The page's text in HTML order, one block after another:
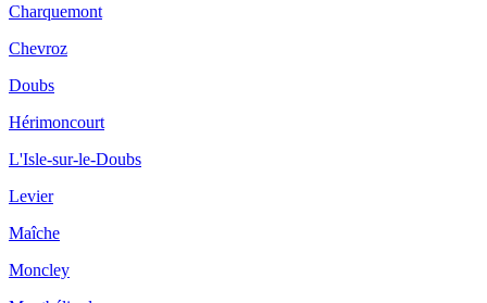
Charquemont
Chevroz
Doubs
Hérimoncourt
L'Isle-sur-le-Doubs
Levier
Maîche
Moncley